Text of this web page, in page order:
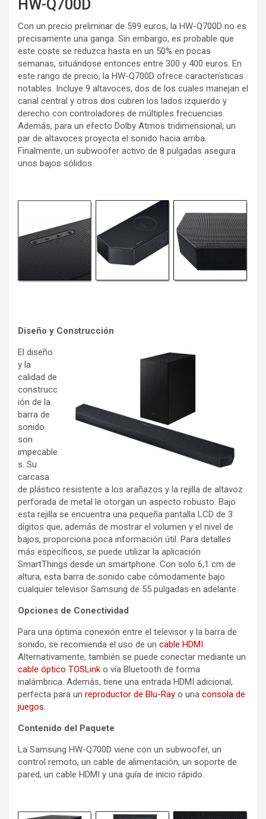
HW-Q700D
Con un precio preliminar de 599 euros, la HW-Q700D no es
precisamente una ganga. Sin embargo, es probable que
este coste se reduzca hasta en un 50% en pocas
semanas, situándose entonces entre 300 y 400 euros. En
este rango de precio, la HW-Q700D ofrece características
notables. Incluye 9 altavoces, dos de los cuales manejan el
canal central y otros dos cubren los lados izquierdo y
derecho con controladores de múltiples frecuencias.
Además, para un efecto Dolby Atmos tridimensional, un
par de altavoces proyecta el sonido hacia arriba.
Finalmente, un subwoofer activo de 8 pulgadas asegura
unos bajos sólidos.
Diseño y Construcción
El diseño
y la
calidad de
construcc
ión de la
barra de
sonido
son
impecable
s. Su
carcasa
de plástico resistente a los arañazos y la rejilla de altavoz
perforada de metal le otorgan un aspecto robusto. Bajo
esta rejilla se encuentra una pequeña pantalla LCD de 3
dígitos que, además de mostrar el volumen y el nivel de
bajos, proporciona poca información útil. Para detalles
más específicos, se puede utilizar la aplicación
SmartThings desde un smartphone. Con solo 6,1 cm de
altura, esta barra de sonido cabe cómodamente bajo
cualquier televisor Samsung de 55 pulgadas en adelante.
Opciones de Conectividad
Para una óptima conexión entre el televisor y la barra de
sonido, se recomienda el uso de un cable HDMI
Alternativamente, también se puede conectar mediante un
cable óptico TOSLink o vía Bluetooth de forma
inalámbrica. Además, tiene una entrada HDMI adicional,
perfecta para un reproductor de Blu-Ray o una consola de
juegos
Contenido del Paquete
La Samsung HW-Q700D viene con un subwoofer, un
control remoto, un cable de alimentación, un soporte de
pared, un cable HDMI y una guía de inicio rápido.